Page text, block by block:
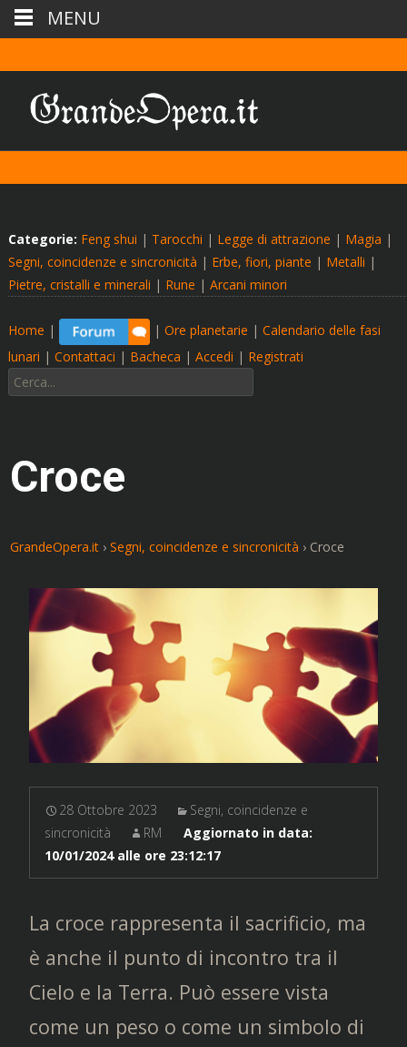
Categorie: Feng shui | Tarocchi | Legge di attrazione | Magia |
Segni, coincidenze e sincronicità | Erbe, fiori, piante | Metalli |
Pietre, cristalli e minerali | Rune | Arcani minori
Home | | Ore planetarie | Calendario delle fasi
lunari | Contattaci | Bacheca | Accedi | Registrati
Cerca:
Croce
GrandeOpera.it ›Segni, coincidenze e sincronicità › Croce
28 Ottobre 2023
Segni, coincidenze e
sincronicità
RM
Aggiornato in data:
10/01/2024 alle ore 23:12:17
La croce rappresenta il sacrificio, ma
è anche il punto di incontro tra il
Cielo e la Terra. Può essere vista
come un peso o come un simbolo di
MENU